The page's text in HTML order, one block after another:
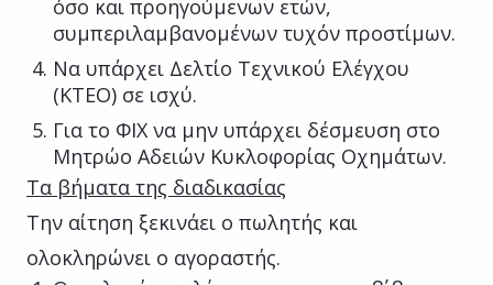
όσο και προηγούμενων ετών,
συμπεριλαμβανομένων τυχόν προστίμων.
Να υπάρχει Δελτίο Τεχνικού Ελέγχου
(ΚΤΕΟ) σε ισχύ.
Για το ΦΙΧ να μην υπάρχει δέσμευση στο
Μητρώο Αδειών Κυκλοφορίας Οχημάτων.
Τα βήματα της διαδικασίας
Την αίτηση ξεκινάει ο πωλητής και
ολοκληρώνει ο αγοραστής.